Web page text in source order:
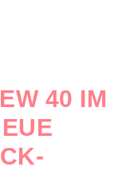
40 IM